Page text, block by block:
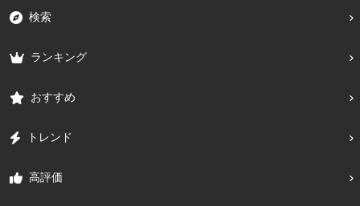
検索
ランキング
おすすめ
トレンド
高評価